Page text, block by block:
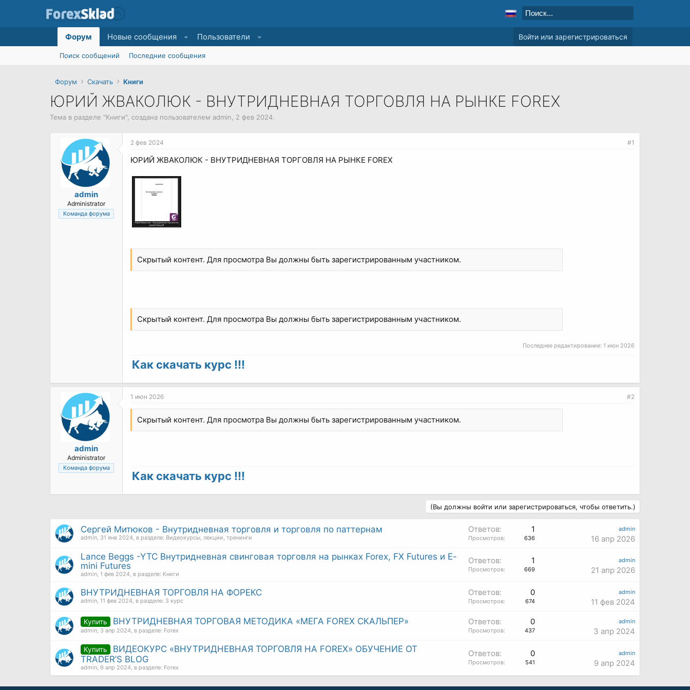
Форум Скачать Книги
ЮРИЙ ЖВАКОЛЮК - ВНУТРИДНЕВНАЯ ТОРГОВЛЯ НА РЫНКЕ FOREX
Тема в разделе "Книги", создана пользователем admin 2 фев 2024.
admin
Administrator
Команда форума
2 фев 2024 #1
ЮРИЙ ЖВАКОЛЮК - ВНУТРИДНЕВНАЯ ТОРГОВЛЯ НА РЫНКЕ FOREX
Скрытый контент. Для просмотра Вы должны быть зарегистрированным участником.
Скрытый контент. Для просмотра Вы должны быть зарегистрированным участником.
Последнее редактирование: 1 июн 2026
Как скачать курс !!!
admin
Administrator
Команда форума
1 июн 2026 #2
Скрытый контент. Для просмотра Вы должны быть зарегистрированным участником.
Как скачать курс !!!
(Вы должны войти или зарегистрироваться, чтобы ответить.)
Сергей Митюков - Внутридневная торговля и торговля по паттернам
admin 31 янв 2024 , в разделе: Видеокурсы, лекции, тренинги
Ответов: 1
Просмотров: 636
admin
16 апр 2026
Lance Beggs -YTC Внутридневная свинговая торговля на рынках Forex, FX Futures и E-
mini Futures
admin 1 фев 2024 , в разделе: Книги
Ответов: 1
Просмотров: 669
admin
21 апр 2026
ВНУТРИДНЕВНАЯ ТОРГОВЛЯ НА ФОРЕКС
admin 11 фев 2024 , в разделе: 3 курс
Ответов: 0
Просмотров: 674
admin
11 фев 2024
Купить ВНУТРИДНЕВНАЯ ТОРГОВАЯ МЕТОДИКА «МЕГА FOREX СКАЛЬПЕР»
admin 3 апр 2024 , в разделе: Forex
Ответов: 0
Просмотров: 437
admin
3 апр 2024
Купить
ВИДЕОКУРС «ВНУТРИДНЕВНАЯ ТОРГОВЛЯ НА FOREX» ОБУЧЕНИЕ ОТ
TRADER’S BLOG
admin 9 апр 2024 , в разделе: Forex
Ответов: 0
Просмотров: 541
admin
9 апр 2024
Форум
Поиск сообщений Последние сообщения
Новые сообщения Пользователи Войти или зарегистрироваться